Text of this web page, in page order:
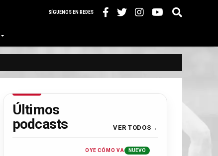
SÍGUENOS EN REDES
Últimos
podcasts
VER TODOS
OYE CÓMO VA NUEVO